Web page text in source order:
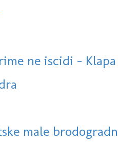
ne iscidi -
male